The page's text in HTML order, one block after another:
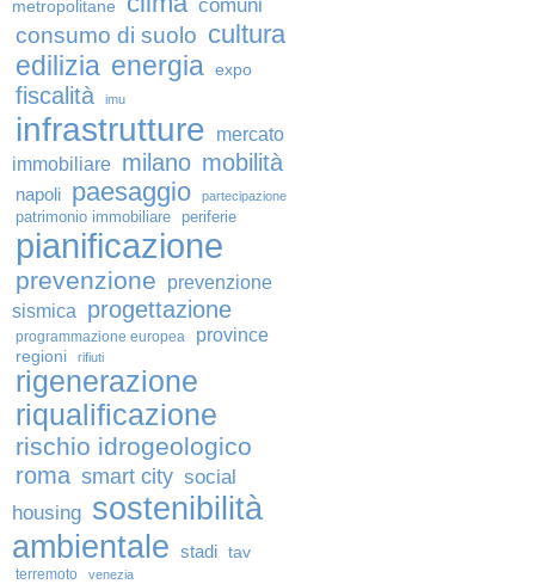
metropolitane
comuni
consumo di suolo cultura
edilizia energia expo
fiscalità imu
infrastrutture
mercato
immobiliare milano mobilità
napoli paesaggio partecipazione
patrimonio immobiliare periferie
pianificazione
prevenzione
prevenzione
sismica
progettazione
programmazione europea province
regioni rifiuti
rigenerazione
riqualificazione
rischio idrogeologico
roma smart city social
housing sostenibilità
ambientale stadi tav
terremoto venezia